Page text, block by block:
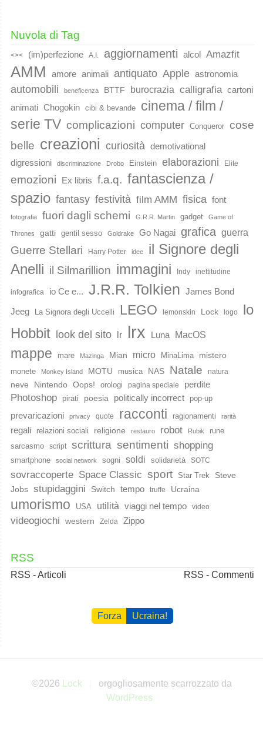
Nuvola di Tag
<>< (im)perfezione A.I. aggiornamenti alcol Amazfit
AMM amore animali antiquato Apple astronomia
automobili beneficenza BTTF burocrazia calligrafia cartoni
animati Chogokin cibi & bevande
cinema / film /
serie TV complicazioni computer Conqueror
cose
belle creazioni curiosità demotivational
digressioni
discriminazione Drobo Einstein elaborazioni Elite
emozioni Ex libris f.a.q. fantascienza /
spazio fantasy festività film AMM fisica font
fotografia fuori dagli schemi G.R.R. Martin gadget Game of
Thrones gatti gentil sesso Goldrake Go Nagai grafica guerra
Guerre Stellari Harry Potter idee
il Signore degli
Anelli il Silmarillion immagini Indy inettitudine
infografica io Ce e... J.R.R. Tolkien James Bond
Jeeg La Signora degli Uccelli LEGO lemonskin Lock logo
lo
Hobbit look del sito lr lrx Luna MacOS
mappe mare Mazinga Mian micro MinaLima mistero
monete Monkey Island MOTU musica NAS Natale natura
neve Nintendo Oops! orologi pagina speciale perdite
Photoshop pirati poesia politically incorrect pop-up
prevaricazioni privacy quote racconti ragionamenti rarità
regali relazioni sociali religione restauro robot Rubik
rune
sarcasmo
script scrittura sentimenti shopping
smartphone social network sogni soldi solidarietà SOTC
sovraccoperte Space Classic sport Star Trek
Steve
Jobs stupidaggini Switch tempo truffe Ucraina
umorismo USA utilità viaggi nel tempo video
videogiochi western Zelda Zippo
RSS
RSS - Articoli RSS - Commenti
Forza Ucraina!
©2026 Lock
orgogliosamente scarrozzato da
WordPress